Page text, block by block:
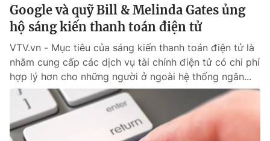
Google và quỹ Bill & Melinda Gates ủng
hộ sáng kiến thanh toán điện tử
VTV.vn - Mục tiêu của sáng kiến thanh toán điện tử là
nhằm cung cấp các dịch vụ tài chính điện tử có chi phí
hợp lý hơn cho những người ở ngoài hệ thống ngân...